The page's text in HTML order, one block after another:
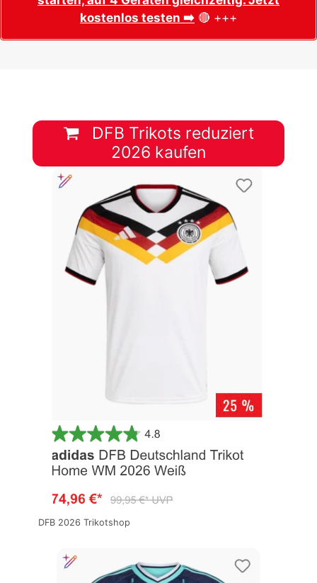
kostenlos testen ➡️ 🔴 +++
DFB Trikots reduziert
2026 kaufen
DFB 2026 Trikotshop